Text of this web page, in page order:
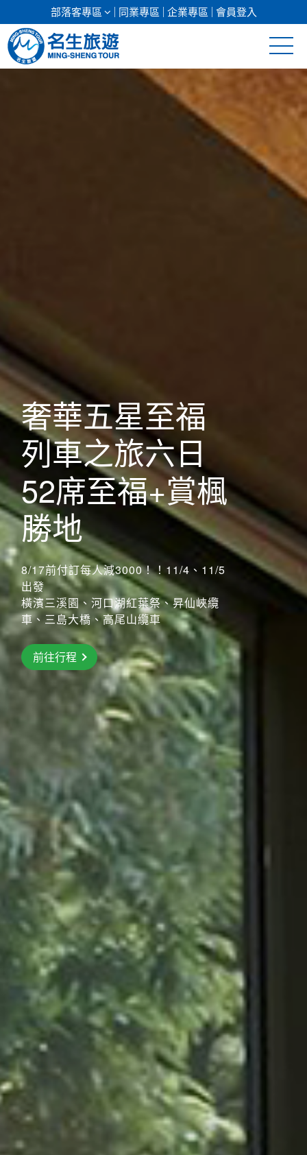
部落客專區 同業專區 企業專區 會員登入
搶先GO
前往行程
奢華五星至福
列車之旅六日
52席至福+賞楓
勝地
8/17前付訂每人減3000！！11/4、11/5
出發
橫濱三溪園、河口湖紅葉祭、昇仙峽纜
車、三島大橋、高尾山纜車
前往行程
[長榮]關西古都
千年鵜飼巡禮
五日
傳承千年 鵜飼
捕魚
長良川鵜飼、彥根城、清水寺、嵐山小火
車
前往行程